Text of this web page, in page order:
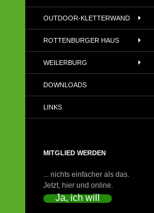
OUTDOOR-KLETTERWAND
ROTTENBURGER HAUS
WEILERBURG
DOWNLOADS
LINKS
MITGLIED WERDEN
... nichts einfacher als das.
Jetzt, hier und online.
Ja, ich will